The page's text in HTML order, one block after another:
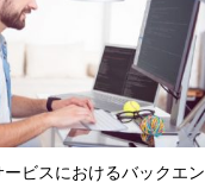
ビスにおけるバックエン